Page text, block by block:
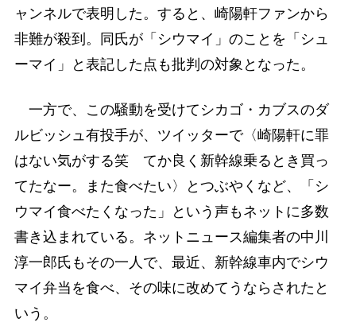
ャンネルで表明した。すると、崎陽軒ファンから
非難が殺到。同氏が「シウマイ」のことを「シュ
ーマイ」と表記した点も批判の対象となった。
一方で、この騒動を受けてシカゴ・カブスのダ
ルビッシュ有投手が、ツイッターで〈崎陽軒に罪
はない気がする笑 てか良く新幹線乗るとき買っ
てたなー。また食べたい〉とつぶやくなど、「シ
ウマイ食べたくなった」という声もネットに多数
書き込まれている。ネットニュース編集者の中川
淳一郎氏もその一人で、最近、新幹線車内でシウ
マイ弁当を食べ、その味に改めてうならされたと
いう。